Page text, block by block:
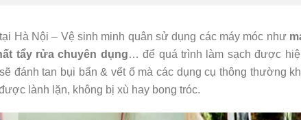
Hà Nội – Vệ sinh minh quân sử dụng các máy móc như
tẩy rửa chuyên dụng… để quá trình làm sạch được
đánh tan bụi bẩn & vết ố mà các dụng cụ thông thường
lành lặn, không bị xù hay bong tróc.